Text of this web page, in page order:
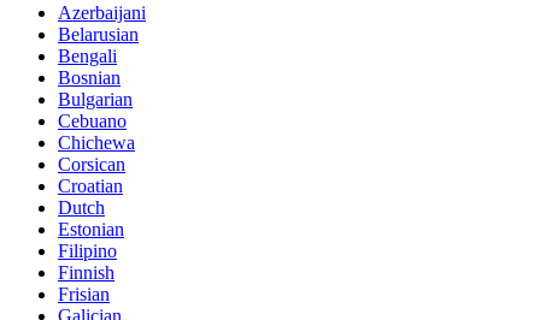
Azerbaijani
Belarusian
Bengali
Bosnian
Bulgarian
Cebuano
Chichewa
Corsican
Croatian
Dutch
Estonian
Filipino
Finnish
Frisian